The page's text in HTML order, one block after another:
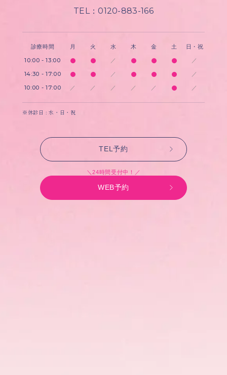
TEL：0120-883-166
診療時間 月 火 水 木 金 土 日・祝
10:00 - 13:00 ／ ／
14:30 - 17:00 ／ ／
10:00 - 17:00 ／ ／ ／ ／ ／ ／
※休診日 : 水・日・祝
TEL予約
＼24時間受付中！／
WEB予約